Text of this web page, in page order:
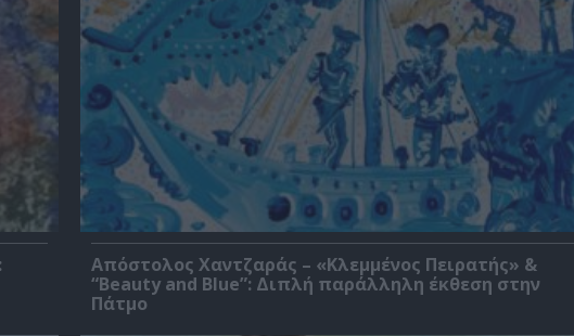
Απόστολος Χαντζαράς – «Κλεμμένος Πειρατής» &
“Beauty and Blue”: Διπλή παράλληλη έκθεση στην
Πάτμο